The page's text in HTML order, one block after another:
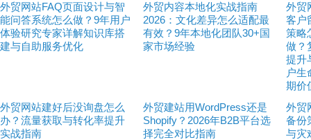
外贸网站FAQ页面设计与智
能问答系统怎么做？9年用户
体验研究专家详解知识库搭
建与自助服务优化
外贸内容本地化实战指南
2026：文化差异怎么适配最
有效？9年本地化团队30+国
家市场经验
外贸
客户
策略
做？
提升
户生
期价
外贸网站建好后没询盘怎么
办？流量获取与转化率提升
实战指南
外贸建站用WordPress还是
Shopify？2026年B2B平台选
择完全对比指南
外贸
备份
与灾